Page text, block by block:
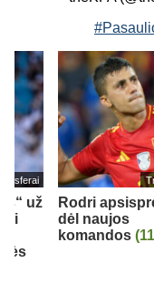
už
Rodri
dėl naujos
komandos